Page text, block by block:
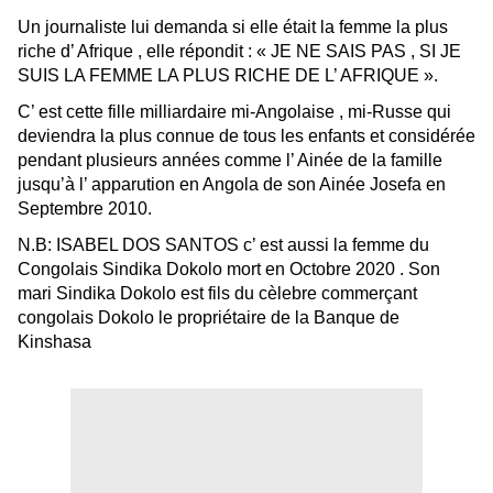
Un journaliste lui demanda si elle était la femme la plus
riche d’ Afrique , elle répondit : « JE NE SAIS PAS , SI JE
SUIS LA FEMME LA PLUS RICHE DE L’ AFRIQUE ».
C’ est cette fille milliardaire mi-Angolaise , mi-Russe qui
deviendra la plus connue de tous les enfants et considérée
pendant plusieurs années comme l’ Ainée de la famille
jusqu’à l’ apparution en Angola de son Ainée Josefa en
Septembre 2010.
N.B: ISABEL DOS SANTOS c’ est aussi la femme du
Congolais Sindika Dokolo mort en Octobre 2020 . Son
mari Sindika Dokolo est fils du cèlebre commerçant
congolais Dokolo le propriétaire de la Banque de
Kinshasa